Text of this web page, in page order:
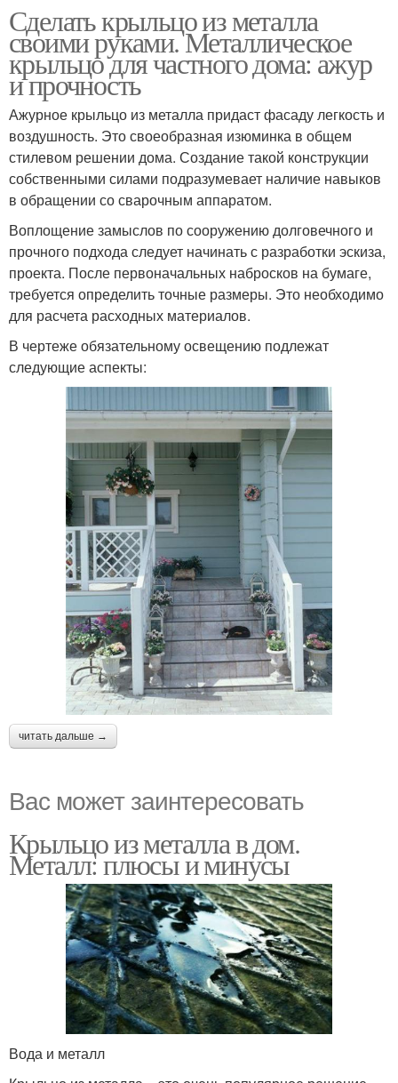
Сделать крыльцо из металла
своими руками. Металлическое
крыльцо для частного дома: ажур
и прочность
Ажурное крыльцо из металла придаст фасаду легкость и
воздушность. Это своеобразная изюминка в общем
стилевом решении дома. Создание такой конструкции
собственными силами подразумевает наличие навыков
в обращении со сварочным аппаратом.
Воплощение замыслов по сооружению долговечного и
прочного подхода следует начинать с разработки эскиза,
проекта. После первоначальных набросков на бумаге,
требуется определить точные размеры. Это необходимо
для расчета расходных материалов.
В чертеже обязательному освещению подлежат
следующие аспекты:
читать дальше →
Вас может заинтересовать
Крыльцо из металла в дом.
Металл: плюсы и минусы
Вода и металл